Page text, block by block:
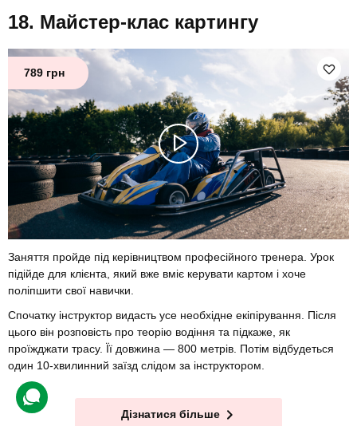
Майстер-клас картингу
789 грн
Заняття пройде під керівництвом професійного тренера. Урок
підійде для клієнта, який вже вміє керувати картом і хоче
поліпшити свої навички.
Спочатку інструктор видасть усе необхідне екіпірування. Після
цього він розповість про теорію водіння та підкаже, як
проїжджати трасу. Її довжина — 800 метрів. Потім відбудеться
один 10-хвилинний заїзд слідом за інструктором.
Дізнатися більше